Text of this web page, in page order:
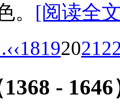
。 [阅读全
‹‹18192021
- 1646